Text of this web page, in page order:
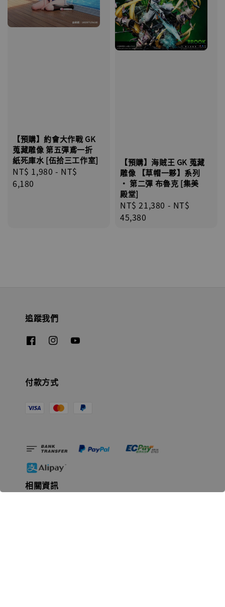
【預購】約會大作戰 GK
蒐藏雕像 第五彈鳶一折
紙死庫水 [伍拾三工作室]
Regular
price
NT$ 1,980 - NT$
6,180
【預購】海賊王 GK 蒐藏
雕像 【草帽一夥】系列
· 第二彈 布魯克 [集美
殿堂]
Regular
price
NT$ 21,380 - NT$
45,380
追蹤我們
付款方式
相關資訊